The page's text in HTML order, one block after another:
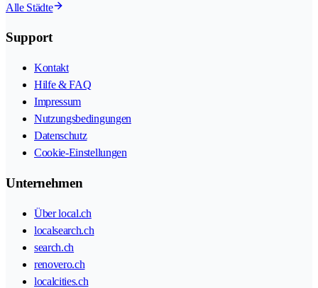
Alle Städte
Support
Kontakt
Hilfe & FAQ
Impressum
Nutzungsbedingungen
Datenschutz
Cookie-Einstellungen
Unternehmen
Über local.ch
localsearch.ch
search.ch
renovero.ch
localcities.ch